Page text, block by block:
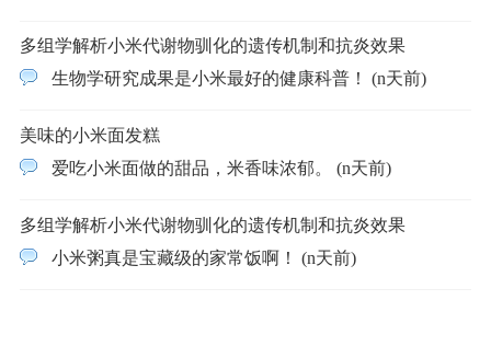
多组学解析小米代谢物驯化的遗传机制和抗炎效果
生物学研究成果是小米最好的健康科普！ (n天前)
美味的小米面发糕
爱吃小米面做的甜品，米香味浓郁。 (n天前)
多组学解析小米代谢物驯化的遗传机制和抗炎效果
小米粥真是宝藏级的家常饭啊！ (n天前)